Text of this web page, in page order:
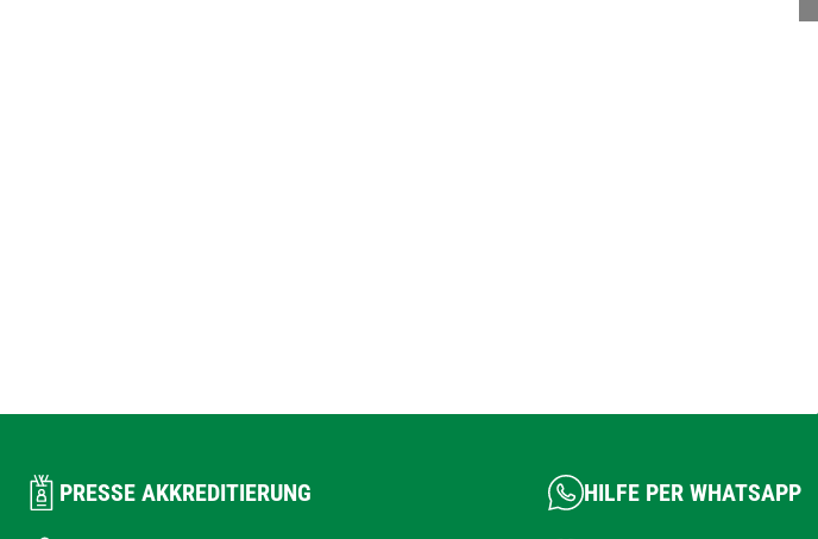
PRESSE AKKREDITIERUNG HILFE PER WHATSAPP